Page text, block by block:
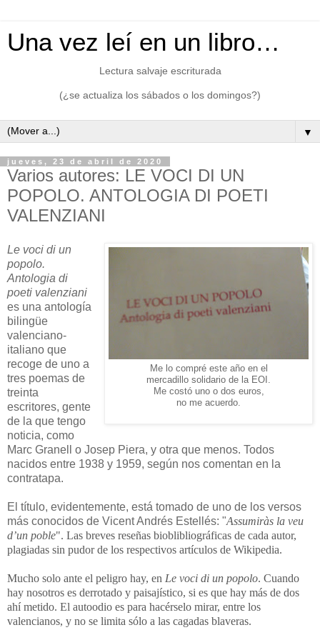
Una vez leí en un libro…
Lectura salvaje escriturada
(¿se actualiza los sábados o los domingos?)
▼
jueves, 23 de abril de 2020
Varios autores: LE VOCI DI UN
POPOLO. ANTOLOGIA DI POETI
VALENZIANI
Me lo compré este año en el
mercadillo solidario de la EOI.
Me costó uno o dos euros,
no me acuerdo.
Le voci di un
popolo.
Antologia di
poeti valenziani
es una antología
bilingüe
valenciano-
italiano que
recoge de uno a
tres poemas de
treinta
escritores, gente
de la que tengo
noticia, como
Marc Granell o Josep Piera, y otra que menos. Todos
nacidos entre 1938 y 1959, según nos comentan en la
contratapa.
El título, evidentemente, está tomado de uno de los versos
más conocidos de Vicent Andrés Estellés: "Assumiràs la veu
d’un poble". Las breves reseñas bioblibliográficas de cada autor,
plagiadas sin pudor de los respectivos artículos de Wikipedia.
Mucho solo ante el peligro hay, en Le voci di un popolo. Cuando
hay nosotros es derrotado y paisajístico, si es que hay más de dos
ahí metido. El autoodio es para hacérselo mirar, entre los
valencianos, y no se limita sólo a las cagadas blaveras.